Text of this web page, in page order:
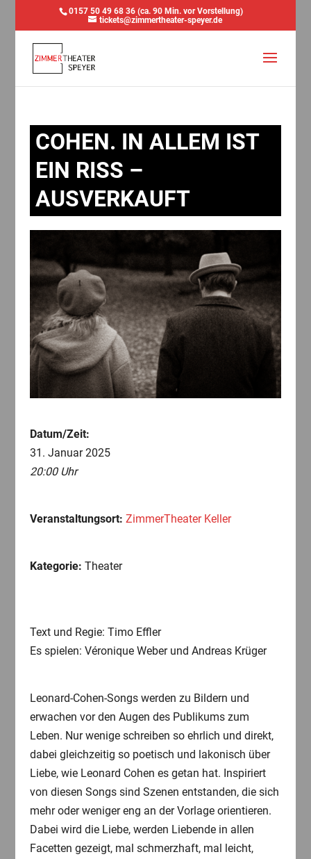
0157 50 49 68 36 (ca. 90 Min. vor Vorstellung)
tickets@zimmertheater-speyer.de
COHEN. IN ALLEM IST
EIN RISS –
AUSVERKAUFT
Datum/Zeit:
31. Januar 2025
20:00 Uhr
Veranstaltungsort: ZimmerTheater Keller
Kategorie: Theater
Text und Regie: Timo Effler
Es spielen: Véronique Weber und Andreas Krüger
Leonard-Cohen-Songs werden zu Bildern und
erwachen vor den Augen des Publikums zum
Leben. Nur wenige schreiben so ehrlich und direkt,
dabei gleichzeitig so poetisch und lakonisch über
Liebe, wie Leonard Cohen es getan hat. Inspiriert
von diesen Songs sind Szenen entstanden, die sich
mehr oder weniger eng an der Vorlage orientieren.
Dabei wird die Liebe, werden Liebende in allen
Facetten gezeigt, mal schmerzhaft, mal leicht,